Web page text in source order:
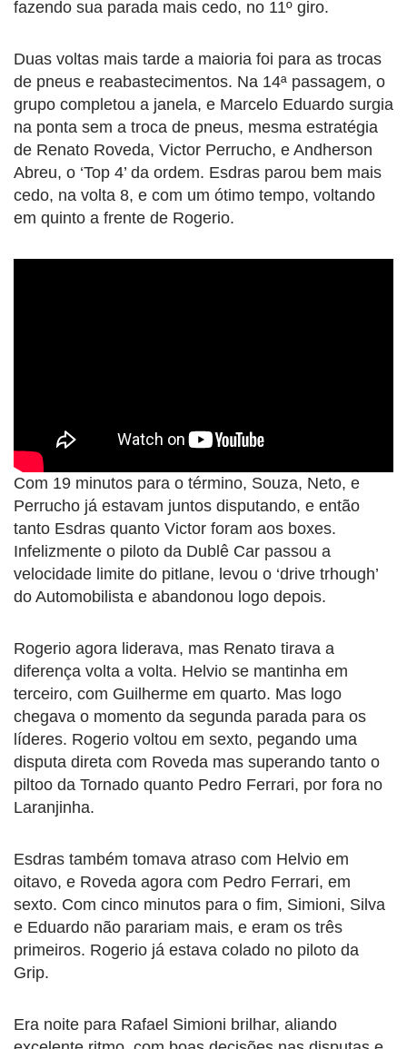
fazendo sua parada mais cedo, no 11º giro.
Duas voltas mais tarde a maioria foi para as trocas
de pneus e reabastecimentos. Na 14ª passagem, o
grupo completou a janela, e Marcelo Eduardo surgia
na ponta sem a troca de pneus, mesma estratégia
de Renato Roveda, Victor Perrucho, e Andherson
Abreu, o ‘Top 4’ da ordem. Esdras parou bem mais
cedo, na volta 8, e com um ótimo tempo, voltando
em quinto a frente de Rogerio.
Com 19 minutos para o término, Souza, Neto, e
Perrucho já estavam juntos disputando, e então
tanto Esdras quanto Victor foram aos boxes.
Infelizmente o piloto da Dublê Car passou a
velocidade limite do pitlane, levou o ‘drive trhough’
do Automobilista e abandonou logo depois.
Rogerio agora liderava, mas Renato tirava a
diferença volta a volta. Helvio se mantinha em
terceiro, com Guilherme em quarto. Mas logo
chegava o momento da segunda parada para os
líderes. Rogerio voltou em sexto, pegando uma
disputa direta com Roveda mas superando tanto o
piltoo da Tornado quanto Pedro Ferrari, por fora no
Laranjinha.
Esdras também tomava atraso com Helvio em
oitavo, e Roveda agora com Pedro Ferrari, em
sexto. Com cinco minutos para o fim, Simioni, Silva
e Eduardo não parariam mais, e eram os três
primeiros. Rogerio já estava colado no piloto da
Grip.
Era noite para Rafael Simioni brilhar, aliando